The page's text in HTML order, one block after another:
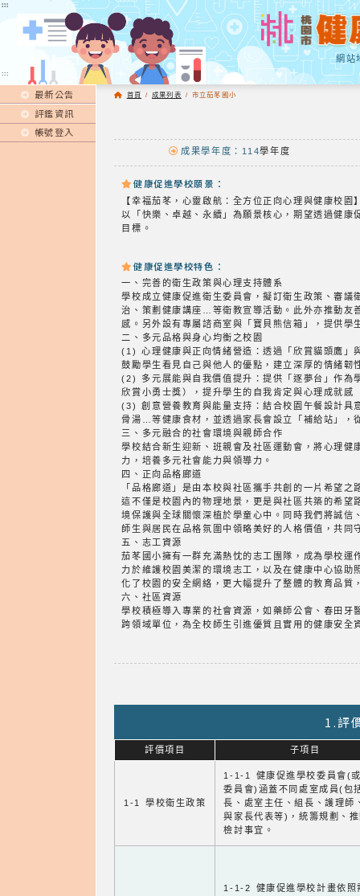
:::
網站
:::
最新公告
評鑑資訊
帳號登入
首頁 / 成果列表 / 市立茄苳國小
成果學年度：114學年度
健康促進學校願景：
【幸福茄苳，心靈啟航：全方位正向心理與健康校園
以「快樂、卓越、永續」為願景核心，期望透過健
目標。
健康促進學校特色：
一、完善的衛生政策與心理支持體系
學校成立健康促進衛生委員會，擬訂衛生政策、審
治、策劃健康講座…等衛教宣導活動。此外亦推動友
感。另外設有專屬諮商室與「寶貝熊信箱」，提供
二、多元品格與身心均衡之校園
(1) 心理健康與正向情緒營造：透過「欣賞貓頭鷹
鼓勵學生看見自己與他人的優點，建立深厚的情緒韌
(2) 多元展能與自我價值提升：提供「逐夢台」作
欣賞小勇士獎），提升學生的自我肯定與心理成就感
(3) 創意營養教育與能量支持：結合校園午餐設計具
骨湯…等健康食材，並透過家長會設立「補給站」，
三、多元融合的社會環境與親師合作
學校結合新生迎新、班親會及社區運動會，將心理
力，培養多元社會能力與領導力。
四、正向品格廊道
「品格廊道」是由本校與社區攜手共創的一片希望
這不僅是校園內的物理地景，更是與社區共築的希
境保護與全球關懷深植於學童心中。同時我們將誠
師生與居民在品格氛圍中領略美好的人格價值，共同
五、志工資源
茄苳國小擁有一群充滿熱忱的志工團隊，成為學校
力於維護校園美潔的環境志工，以及在健康中心協
化了校園的安全網絡，更大幅提升了整體的教育品
六、社區資源
學校積極導入專業的社會資源，如藥師公會、春田
跨領域單位，為全校師生引進優質且實用的健康安
1.評
評價項目 子項目
1-1 學校衛生政策
1-1-1 健康促進學校委員會(
委員會)涵蓋不同處室成員(包
長、處室主任、組長、護理師
與家長代表等)，統籌規劃、
檢討事宜。
1-1-2 健康促進學校計畫依照
:::